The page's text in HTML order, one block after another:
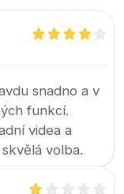
snadno a v
funkcí.
videa a
volba.